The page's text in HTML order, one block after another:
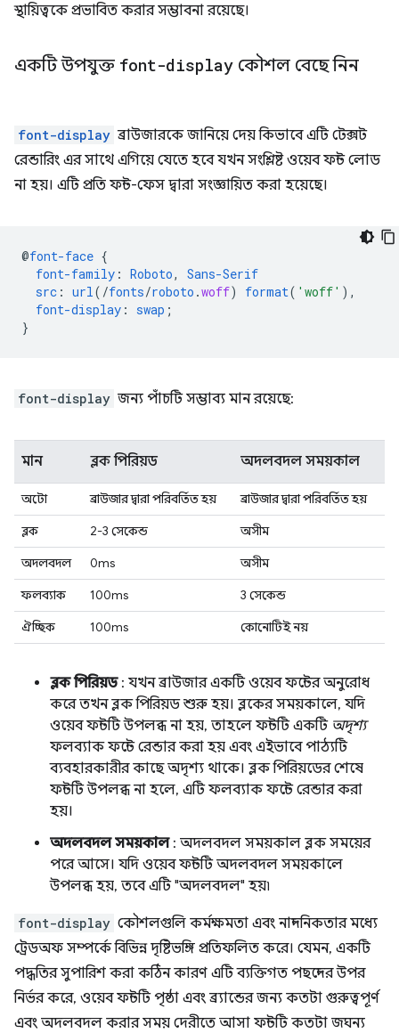
স্থায়িত্বকে প্রভাবিত করার সম্ভাবনা রয়েছে।
একটি উপযুক্ত font-display কৌশল বেছে নিন
font-display ব্রাউজারকে জানিয়ে দেয় কিভাবে এটি টেক্সট
রেন্ডারিং এর সাথে এগিয়ে যেতে হবে যখন সংশ্লিষ্ট ওয়েব ফন্ট লোড
না হয়। এটি প্রতি ফন্ট-ফেস দ্বারা সংজ্ঞায়িত করা হয়েছে।
@font-face {
font-family : Roboto,
Sans-Serif
src : url (/fonts/roboto .woff) format( 'woff' ),
font-display : swap ;
}
font-display জন্য পাঁচটি সম্ভাব্য মান রয়েছে:
মান ব্লক পিরিয়ড অদলবদল সময়কাল
অটো ব্রাউজার দ্বারা পরিবর্তিত হয়
ব্রাউজার দ্বারা পরিবর্তিত হয়
ব্লক
2-3 সেকেন্ড
অসীম
অদলবদল
0ms
অসীম
ফলব্যাক
100ms
3 সেকেন্ড
ঐচ্ছিক
100ms কোনোটিই নয়
ব্লক পিরিয়ড: যখন ব্রাউজার একটি ওয়েব ফন্টের অনুরোধ
করে তখন ব্লক পিরিয়ড শুরু হয়। ব্লকের সময়কালে, যদি
ওয়েব ফন্টটি উপলব্ধ না হয়, তাহলে ফন্টটি একটি অদৃশ্য
ফলব্যাক ফন্টে রেন্ডার করা হয় এবং এইভাবে পাঠ্যটি
ব্যবহারকারীর কাছে অদৃশ্য থাকে। ব্লক পিরিয়ডের শেষে
ফন্টটি উপলব্ধ না হলে, এটি ফলব্যাক ফন্টে রেন্ডার করা
হয়।
অদলবদল সময়কাল: অদলবদল সময়কাল ব্লক সময়ের
পরে আসে। যদি ওয়েব ফন্টটি অদলবদল সময়কালে
উপলব্ধ হয়, তবে এটি "অদলবদল" হয়৷
font-display কৌশলগুলি কর্মক্ষমতা এবং নান্দনিকতার মধ্যে
ট্রেডঅফ সম্পর্কে বিভিন্ন দৃষ্টিভঙ্গি প্রতিফলিত করে। যেমন, একটি
পদ্ধতির সুপারিশ করা কঠিন কারণ এটি ব্যক্তিগত পছন্দের উপর
নির্ভর করে, ওয়েব ফন্টটি পৃষ্ঠা এবং ব্র্যান্ডের জন্য কতটা গুরুত্বপূর্ণ
এবং অদলবদল করার সময় দেরীতে আসা ফন্টটি কতটা জঘন্য